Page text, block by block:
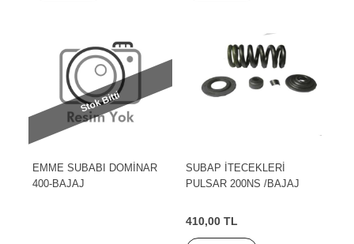
Stok Bitti
EMME SUBABI DOMİNAR
400-BAJAJ
SUBAP İTECEKLERİ
PULSAR 200NS /BAJAJ
410,00 TL